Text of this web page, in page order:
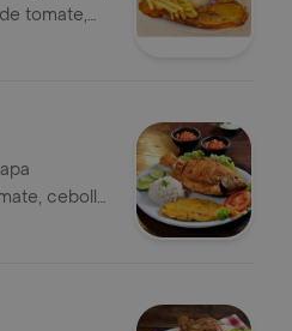
tomate,
cebolla